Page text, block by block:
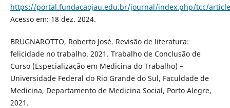
https://portal.fundacaojau.edu.br/journal/index.php/tcc/
Acesso em: 18 dez. 2024.
BRUGNAROTTO, Roberto José. Revisão de literatura:
felicidade no trabalho. 2021. Trabalho de Conclusão de
Curso (Especialização em Medicina do Trabalho) –
Universidade Federal do Rio Grande do Sul, Faculdade de
Medicina, Departamento de Medicina Social, Porto Alegre,
2021.